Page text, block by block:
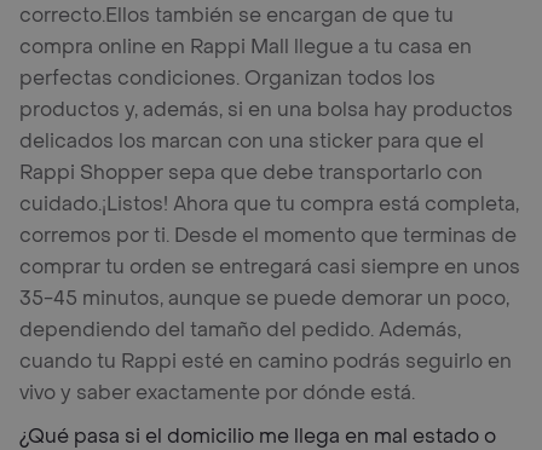
correcto.Ellos también se encargan de que tu
compra online en Rappi Mall llegue a tu casa en
perfectas condiciones. Organizan todos los
productos y, además, si en una bolsa hay productos
delicados los marcan con una sticker para que el
Rappi Shopper sepa que debe transportarlo con
cuidado.¡Listos! Ahora que tu compra está completa,
corremos por ti. Desde el momento que terminas de
comprar tu orden se entregará casi siempre en unos
35-45 minutos, aunque se puede demorar un poco,
dependiendo del tamaño del pedido. Además,
cuando tu Rappi esté en camino podrás seguirlo en
vivo y saber exactamente por dónde está.
¿Qué pasa si el domicilio me llega en mal estado o